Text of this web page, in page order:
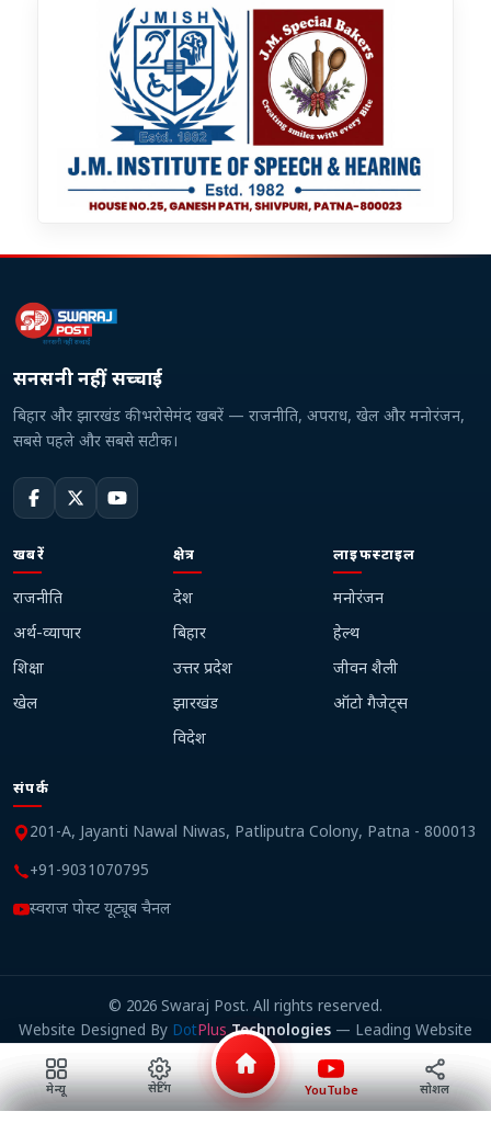
सनसनी नहीं, सच्चाई
बिहार और झारखंड की भरोसेमंद खबरें — राजनीति, अपराध, खेल और मनोरंजन,
सबसे पहले और सबसे सटीक।
खबरें
राजनीति
अर्थ-व्यापार
शिक्षा
खेल
क्षेत्र
देश
बिहार
उत्तर प्रदेश
झारखंड
विदेश
लाइफस्टाइल
मनोरंजन
हेल्थ
जीवन शैली
ऑटो गैजेट्स
संपर्क
201-A, Jayanti Nawal Niwas, Patliputra Colony, Patna - 800013
+91-9031070795
स्वराज पोस्ट यूट्यूब चैनल
© 2026 Swaraj Post. All rights reserved.
Website Designed By DotPlusTechnologies — Leading Website
Design Company in Patna
मेन्यू सेटिंग YouTube सोशल